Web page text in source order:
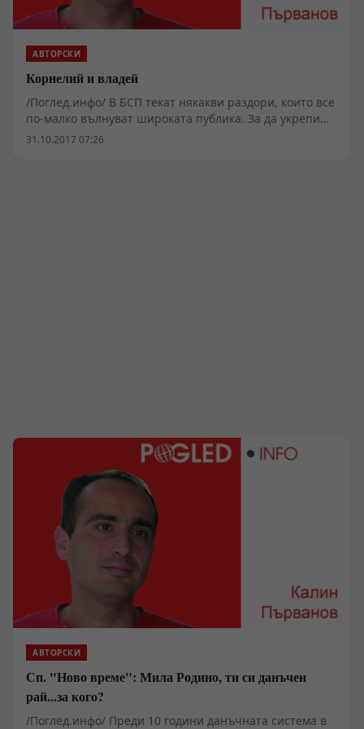
АВТОРСКИ
Корнелий и владей
/Поглед.инфо/ В БСП текат някакви раздори, които все
по-малко вълнуват широката публика. За да укрепи
позициите си, разклатени от разпада на групата по
31.10.2017 07:26
АВТОРСКИ
Сп. "Ново време": Мила Родино, ти си данъчен
рай...за кого?
/Поглед.инфо/ Преди 10 години данъчната система в